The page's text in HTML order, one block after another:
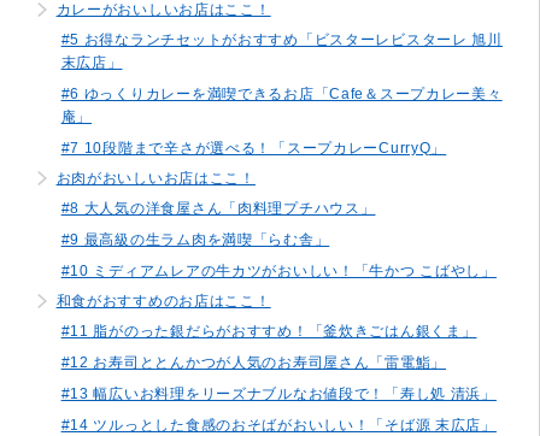
カレーがおいしいお店はここ！
#5 お得なランチセットがおすすめ「ビスターレビスターレ 旭川
末広店」
#6 ゆっくりカレーを満喫できるお店「Cafe＆スープカレー美々
庵」
#7 10段階まで辛さが選べる！「スープカレーCurryQ」
お肉がおいしいお店はここ！
#8 大人気の洋食屋さん「肉料理プチハウス」
#9 最高級の生ラム肉を満喫「らむ舎」
#10 ミディアムレアの牛カツがおいしい！「牛かつ こばやし」
和食がおすすめのお店はここ！
#11 脂がのった銀だらがおすすめ！「釜炊きごはん銀くま」
#12 お寿司ととんかつが人気のお寿司屋さん「雷電鮨」
#13 幅広いお料理をリーズナブルなお値段で！「寿し処 清浜」
#14 ツルっとした食感のおそばがおいしい！「そば源 末広店」